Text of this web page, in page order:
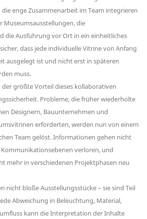
enge Zusammenarbeit im Team integrieren
Museumsausstellungen, die
die Ausführung vor Ort in ein einheitliches
dass jede individuelle Vitrine von Anfang
ausgelegt ist und nicht erst in späteren
muss.
größte Vorteil dieses kollaborativen
Probleme, die früher wiederholte
Designern, Bauunternehmen und
erforderten, werden nun von einem
Team gelöst. Informationen gehen nicht
verloren, und
mehr in verschiedenen Projektphasen neu
nicht bloße Ausstellungsstücke – sie sind Teil
Abweichung in Beleuchtung, Material,
kann die Interpretation der Inhalte